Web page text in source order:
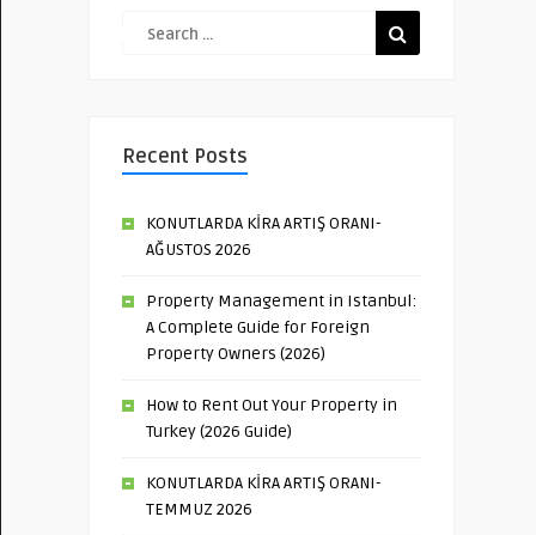
Recent Posts
KONUTLARDA KİRA ARTIŞ ORANI-
AĞUSTOS 2026
Property Management in Istanbul:
A Complete Guide for Foreign
Property Owners (2026)
How to Rent Out Your Property in
Turkey (2026 Guide)
KONUTLARDA KİRA ARTIŞ ORANI-
TEMMUZ 2026